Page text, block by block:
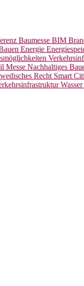
Baumesse BIM
Energie
Messe Nachhaltiges
Recht Smart
Wasser